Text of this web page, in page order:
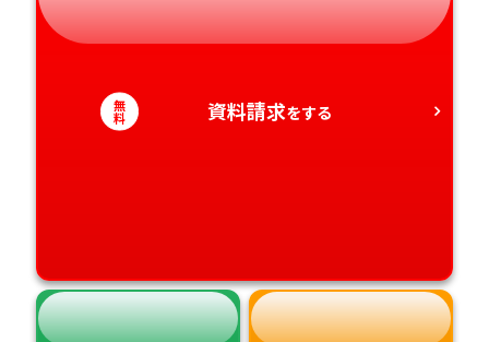
静岡県
和歌山県
徳島県
大分県
無
料 資料請求をする